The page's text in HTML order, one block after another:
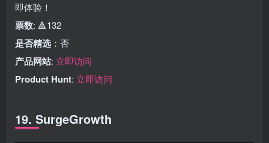
即体验！
票数: 🔺132
是否精选 ：否
产品网站: 立即访问
Product Hunt: 立即访问
19. SurgeGrowth